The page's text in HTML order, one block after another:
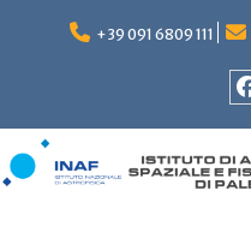
+39 091 6809 111